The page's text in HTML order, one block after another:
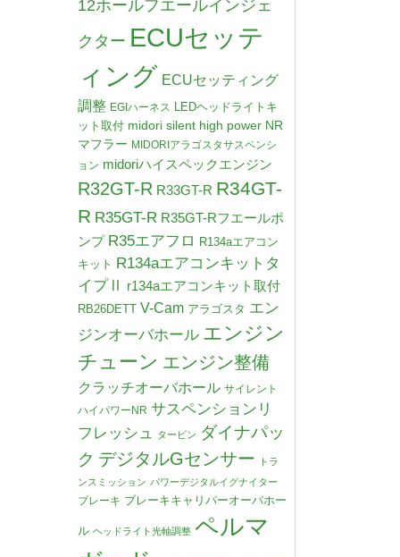
12ホールフエールインジェ
クター ECUセッテ
ィング ECUセッティング
調整 EGIハーネス LEDヘッドライトキ
ット取付 midori silent high power NR
マフラー MIDORIアラゴスタサスペンシ
ョン midoriハイスペックエンジン
R32GT-R R33GT-R R34GT-
R R35GT-R R35GT-Rフエールポ
ンプ R35エアフロ R134aエアコン
キット R134aエアコンキットタ
イプⅡ
r134aエアコンキット取付
RB26DETT V-Cam アラゴスタ エン
ジンオーバホール エンジン
チューン エンジン整備
クラッチオーバホール サイレント
ハイパワーNR サスペンションリ
フレッシュ
タービン ダイナパッ
ク デジタルGセンサー
トラ
ンスミッション パワーデジタルイグナイター
ブレーキ ブレーキキャリパーオーバホー
ル ヘッドライト光軸調整 ペルマ